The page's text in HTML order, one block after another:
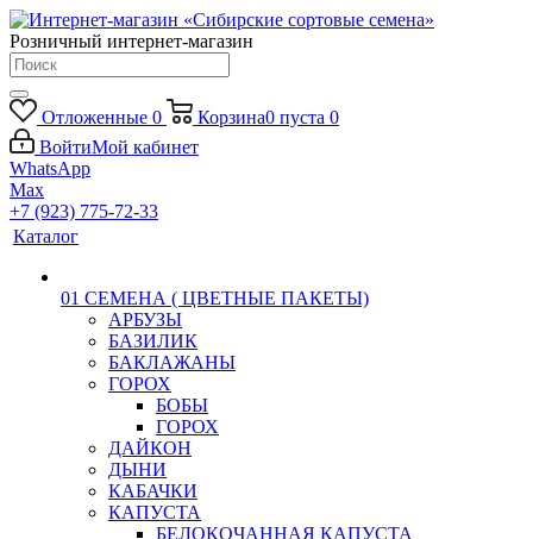
Розничный интернет-магазин
Отложенные 0 Корзина0 пуста 0
ВойтиМой кабинет
WhatsApp
Max
+7 (923) 775-72-33
Каталог
01 СЕМЕНА ( ЦВЕТНЫЕ ПАКЕТЫ)
АРБУЗЫ
БАЗИЛИК
БАКЛАЖАНЫ
ГОРОХ
БОБЫ
ГОРОХ
ДАЙКОН
ДЫНИ
КАБАЧКИ
КАПУСТА
БЕЛОКОЧАННАЯ КАПУСТА